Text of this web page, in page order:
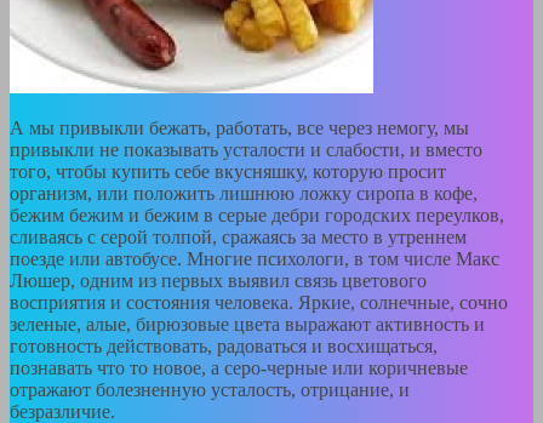
А мы привыкли бежать, работать, все через немогу, мы
привыкли не показывать усталости и слабости, и вместо
того, чтобы купить себе вкусняшку, которую просит
организм, или положить лишнюю ложку сиропа в кофе,
бежим бежим и бежим в серые дебри городских переулков,
сливаясь с серой толпой, сражаясь за место в утреннем
поезде или автобусе. Многие психологи, в том числе Макс
Люшер, одним из первых выявил связь цветового
восприятия и состояния человека. Яркие, солнечные, сочно
зеленые, алые, бирюзовые цвета выражают активность и
готовность действовать, радоваться и восхищаться,
познавать что то новое, а серо-черные или коричневые
отражают болезненную усталость, отрицание, и
безразличие.